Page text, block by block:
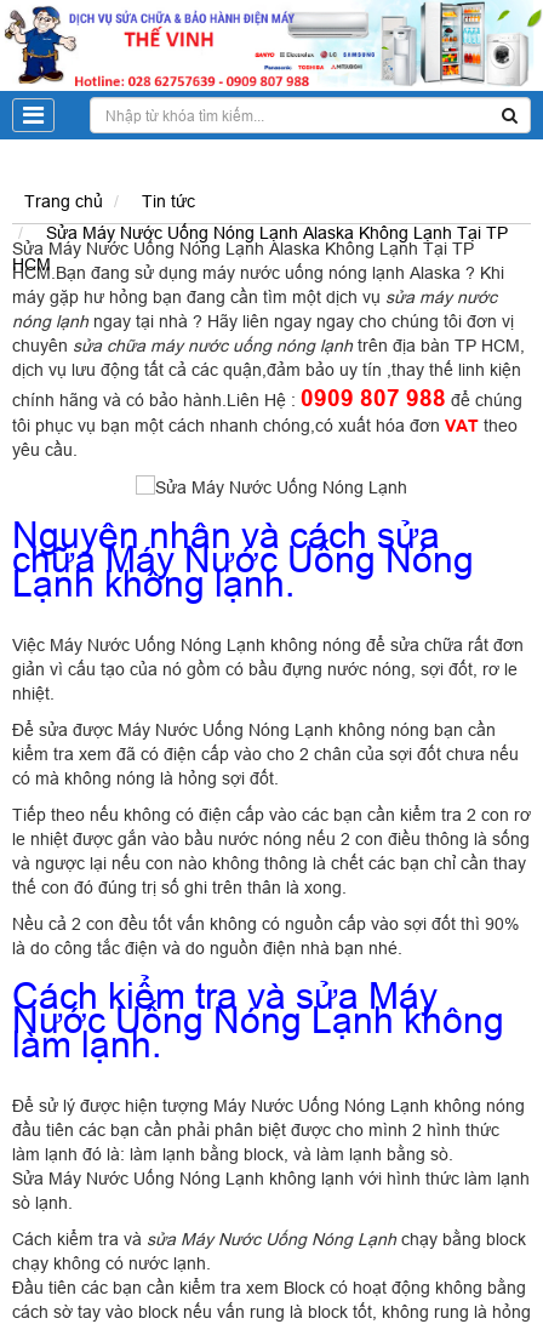
Trang chủ
Tin tức
Sửa Máy Nước Uống Nóng Lạnh Alaska Không Lạnh Tại TP
HCM
Sửa Máy Nước Uống Nóng Lạnh Alaska Không Lạnh Tại TP
HCM.Bạn đang sử dụng máy nước uống nóng lạnh Alaska ? Khi
máy gặp hư hỏng bạn đang cần tìm một dịch vụ sửa máy nước
nóng lạnhngay tại nhà ? Hãy liên ngay ngay cho chúng tôi đơn vị
chuyên sửa chữa máy nước uống nóng lạnhtrên địa bàn TP HCM,
dịch vụ lưu động tất cả các quận,đảm bảo uy tín ,thay thế linh kiện
chính hãng và có bảo hành.Liên Hệ : 0909 807 988 để chúng
tôi phục vụ bạn một cách nhanh chóng,có xuất hóa đơn VAT theo
yêu cầu.
Nguyên nhân và cách sửa
chữa Máy Nước Uống Nóng
Lạnh không lạnh.
Việc Máy Nước Uống Nóng Lạnh không nóng để sửa chữa rất đơn
giản vì cấu tạo của nó gồm có bầu đựng nước nóng, sợi đốt, rơ le
nhiệt.
Để sửa được Máy Nước Uống Nóng Lạnh không nóng bạn cần
kiểm tra xem đã có điện cấp vào cho 2 chân của sợi đốt chưa nếu
có mà không nóng là hỏng sợi đốt.
Tiếp theo nếu không có điện cấp vào các bạn cần kiểm tra 2 con rơ
le nhiệt được gắn vào bầu nước nóng nếu 2 con điều thông là sống
và ngược lại nếu con nào không thông là chết các bạn chỉ cần thay
thế con đó đúng trị số ghi trên thân là xong.
Nều cả 2 con đều tốt vấn không có nguồn cấp vào sợi đốt thì 90%
là do công tắc điện và do nguồn điện nhà bạn nhé.
Cách kiểm tra và sửa Máy
Nước Uống Nóng Lạnh không
làm lạnh.
Để sử lý được hiện tượng Máy Nước Uống Nóng Lạnh không nóng
đầu tiên các bạn cần phải phân biệt được cho mình 2 hình thức
làm lạnh đó là: làm lạnh bằng block, và làm lạnh bằng sò.
Sửa Máy Nước Uống Nóng Lạnh không lạnh với hình thức làm lạnh
sò lạnh.
Cách kiểm tra và sửa Máy Nước Uống Nóng Lạnhchạy bằng block
chạy không có nước lạnh.
Đầu tiên các bạn cần kiểm tra xem Block có hoạt động không bằng
cách sờ tay vào block nếu vấn rung là block tốt, không rung là hỏng